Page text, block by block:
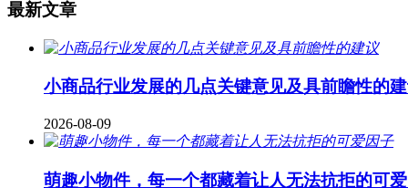
最新文章
小商品行业发展的几点关键意见及具前瞻性的
2026-08-09
萌趣小物件，每一个都藏着让人无法抗拒的可